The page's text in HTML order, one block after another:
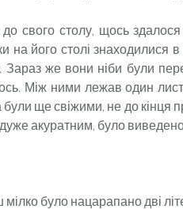
до свого столу, щось
на його столі знаходилися
Зараз же вони ніби були
Між ними лежав один
були ще свіжими, не до кінця
акуратним, було
було нацарапано дві